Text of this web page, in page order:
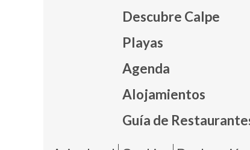
Descubre Calpe
Playas
Agenda
Alojamientos
Guía de